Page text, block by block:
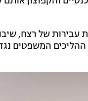
עבירות של רצח,
המשפטים